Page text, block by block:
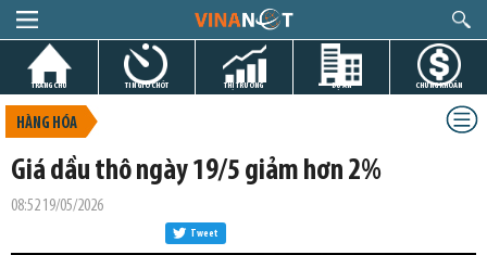
TRANG CHỦ TIN GIỜ CHÓT THỊ TRƯỜNG DỰ ÁN CHỨNG KHOÁN
HÀNG HÓA
Giá dầu thô ngày 19/5 giảm hơn 2%
08:52 19/05/2026
Tweet